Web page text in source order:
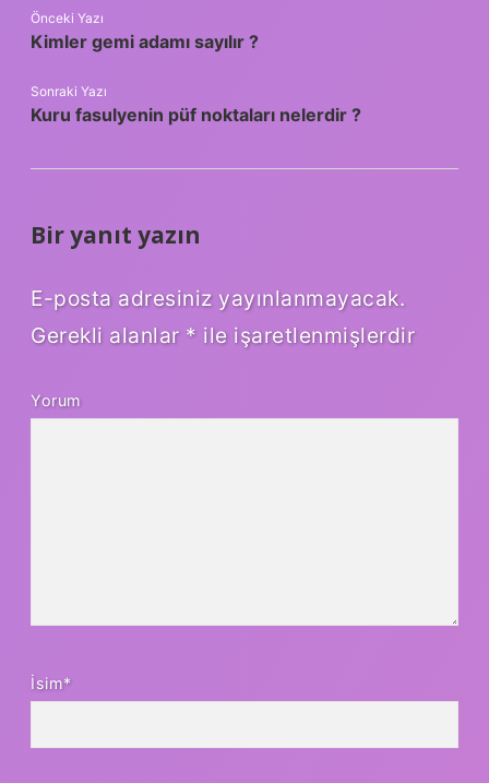
Önceki Yazı
Kimler gemi adamı sayılır ?
Sonraki Yazı
Kuru fasulyenin püf noktaları nelerdir ?
Bir yanıt yazın
E-posta adresiniz yayınlanmayacak.
Gerekli alanlar * ile işaretlenmişlerdir
Yorum
İsim*